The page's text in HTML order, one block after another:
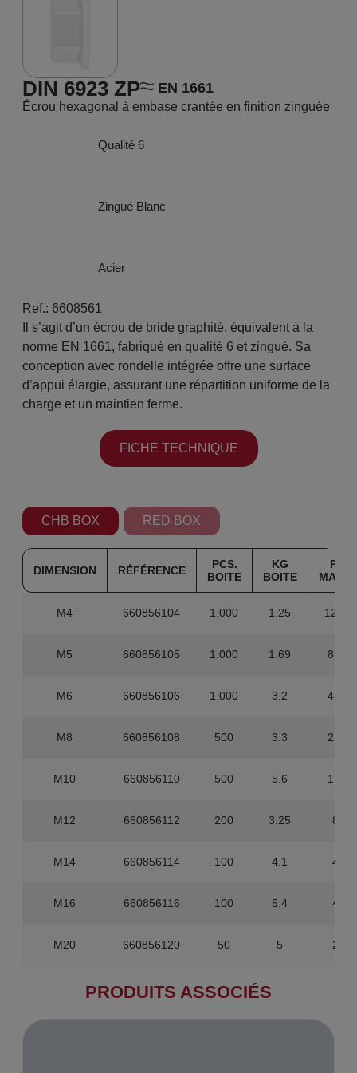
DIN 6923 ZP EN 1661
Écrou hexagonal à embase crantée en finition zinguée
Qualité 6
Zingué Blanc
Acier
Ref.: 6608561
Il s’agit d’un écrou de bride graphité, équivalent à la
norme EN 1661, fabriqué en qualité 6 et zingué. Sa
conception avec rondelle intégrée offre une surface
d’appui élargie, assurant une répartition uniforme de la
charge et un maintien ferme.
FICHE TECHNIQUE
CHB BOX RED BOX
DIMENSION RÉFÉRENCE
PCS.
BOITE
KG
BOITE
PCS.
M4 660856104 1.000 1.25
M5 660856105 1.000 1.69 8.000
M6 660856106 1.000 3.2 4.000
M8 660856108 500 3.3 2.000
M10 660856110 500 5.6 1.500
M12 660856112 200 3.25 800
M14 660856114 100 4.1 400
M16 660856116 100 5.4 400
M20 660856120 50 5 200
PRODUITS ASSOCIÉS